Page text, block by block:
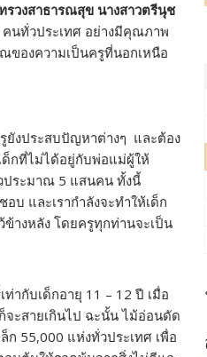
วงสาธารณสุข นางสาวตรีนุช
นทั่วประเทศ อย่างมีคุณภาพ
ของความเป็นครูที่นอกเหนือ
ยังประสบปัญหาต่างๆ และต้อง
กที่ไม่ได้อยู่กับพ่อแม่ผู้ให้
ประมาณ 5 แสนคน ทั้งนี้
บ และเรากำลังจะทำให้เด็ก
ข้างหลัง โดยครูทุกท่านจะเป็น
ากับเด็กอายุ 11 – 12 ปี เมื่อ
ะสายเกินไป ฉะนั้น ไม้อ่อนดัด
55,000 แห่งทั่วประเทศ เพื่อ